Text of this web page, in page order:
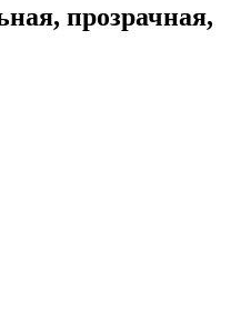
прозрачная,